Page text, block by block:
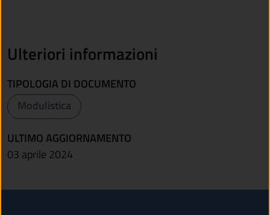
Ulteriori informazioni
TIPOLOGIA DI DOCUMENTO
Modulistica
ULTIMO AGGIORNAMENTO
03 aprile 2024